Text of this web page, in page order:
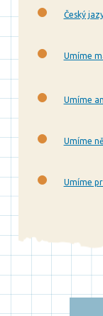
Český
Umíme
Umíme
Umíme
Umíme